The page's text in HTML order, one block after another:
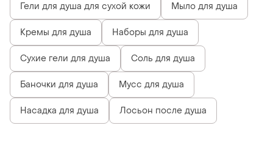
Гели для душа для сухой кожи Мыло для душа
Кремы для душа Наборы для душа
Сухие гели для душа Соль для душа
Баночки для душа Мусс для душа
Насадка для душа Лосьон после душа